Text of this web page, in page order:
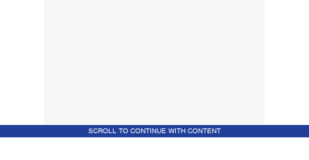
SCROLL TO CONTINUE WITH CONTENT